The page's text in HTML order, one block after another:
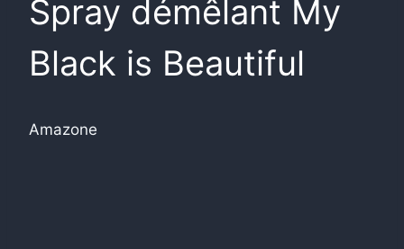
Spray démêlant My
Black is Beautiful
Amazone